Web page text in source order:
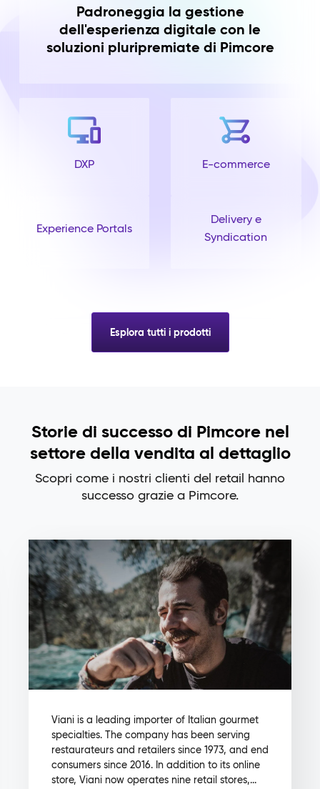
Padroneggia la gestione
dell'esperienza digitale con le
soluzioni pluripremiate di Pimcore
DXP E-commerce
Experience Portals
Delivery e
Syndication
Esplora tutti i prodotti
Storie di successo di Pimcore nel
settore della vendita al dettaglio
Scopri come i nostri clienti del retail hanno
successo grazie a Pimcore.
Viani is a leading importer of Italian gourmet
specialties. The company has been serving
restaurateurs and retailers since 1973, and end
consumers since 2016. In addition to its online
store, Viani now operates nine retail stores,...